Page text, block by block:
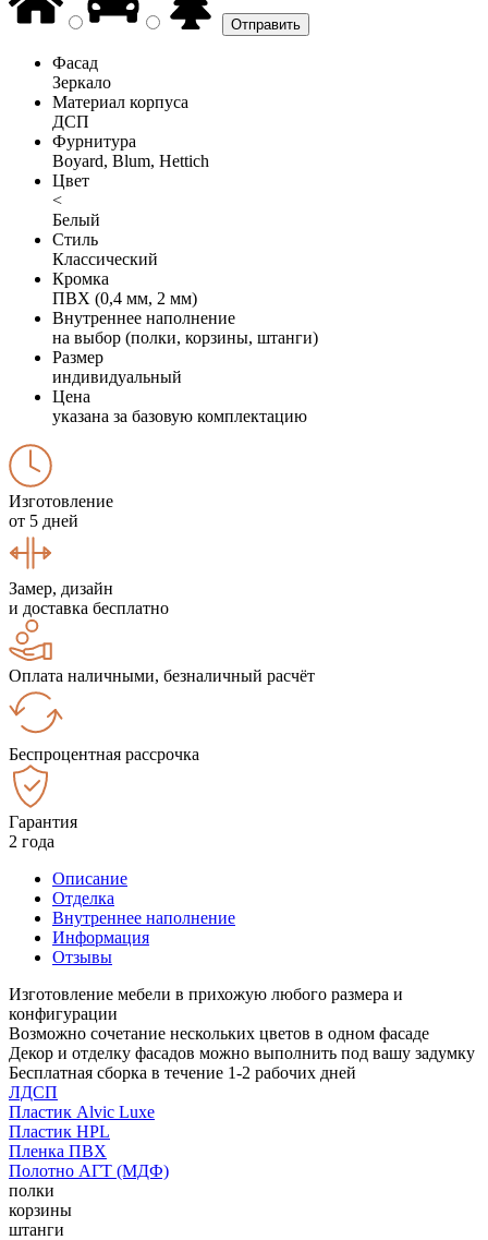
Фасад
Зеркало
Материал корпуса
ДСП
Фурнитура
Boyard, Blum, Hettich
Цвет
<
Белый
Стиль
Классический
Кромка
ПВХ (0,4 мм, 2 мм)
Внутреннее наполнение
на выбор (полки, корзины, штанги)
Размер
индивидуальный
Цена
указана за базовую комплектацию
Изготовление
от 5 дней
Замер, дизайн
и доставка бесплатно
Оплата наличными, безналичный расчёт
Беспроцентная рассрочка
Гарантия
2 года
Описание
Отделка
Внутреннее наполнение
Информация
Отзывы
Изготовление мебели в прихожую любого размера и
конфигурации
Возможно сочетание нескольких цветов в одном фасаде
Декор и отделку фасадов можно выполнить под вашу задумку
Бесплатная сборка в течение 1-2 рабочих дней
ЛДСП
Пластик Alvic Luxe
Пластик HPL
Пленка ПВХ
Полотно АГТ (МДФ)
полки
корзины
штанги